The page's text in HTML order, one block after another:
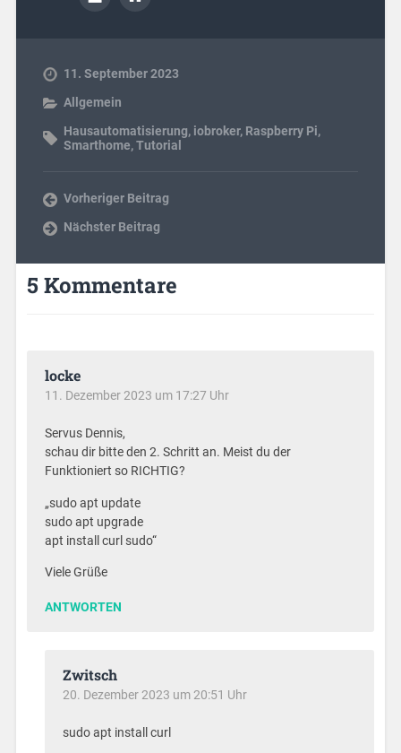
11. September 2023
Allgemein
Hausautomatisierung, iobroker, Raspberry Pi,
Smarthome,Tutorial
Vorheriger Beitrag
Nächster Beitrag
5 Kommentare
locke
11. Dezember 2023 um 17:27 Uhr
Servus Dennis,
schau dir bitte den 2. Schritt an. Meist du der
Funktioniert so RICHTIG?
„sudo apt update
sudo apt upgrade
apt install curl sudo“
Viele Grüße
ANTWORTEN
Zwitsch
20. Dezember 2023 um 20:51 Uhr
sudo apt install curl